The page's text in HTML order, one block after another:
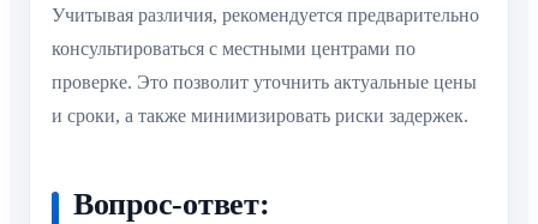
Учитывая различия, рекомендуется предварительно
консультироваться с местными центрами по
проверке. Это позволит уточнить актуальные цены
и сроки, а также минимизировать риски задержек.
Вопрос-ответ: